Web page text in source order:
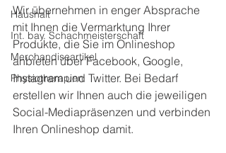
Haushalt
Int. bay. Schachmeisterschaft
Merchandiseartikel
Physiotherapien
Wir übernehmen in enger Absprache
mit Ihnen die Vermarktung Ihrer
Produkte, die Sie im Onlineshop
anbieten über Facebook, Google,
Instagram und Twitter. Bei Bedarf
erstellen wir Ihnen auch die jeweiligen
Social-Mediapräsenzen und verbinden
Ihren Onlineshop damit.